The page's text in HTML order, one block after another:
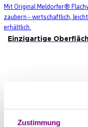
Zustimmung
Mit Original Meldorfer®
zaubern - wirtschaftlich,
erhältlich.
Einzigartige